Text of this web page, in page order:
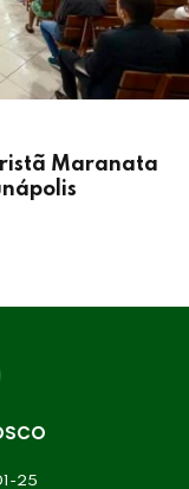
Maranata
25